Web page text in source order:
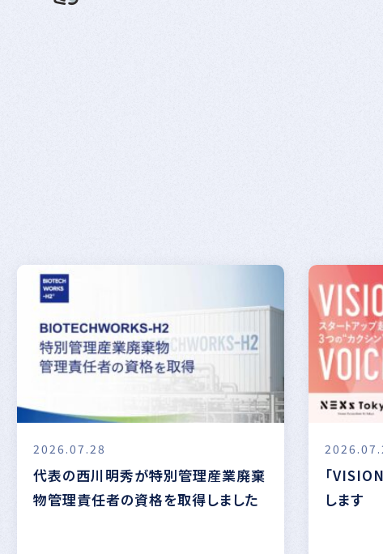
2026.07.28
代表の西川明秀が特別管理産業廃棄
物管理責任者の資格を取得しました
「
します